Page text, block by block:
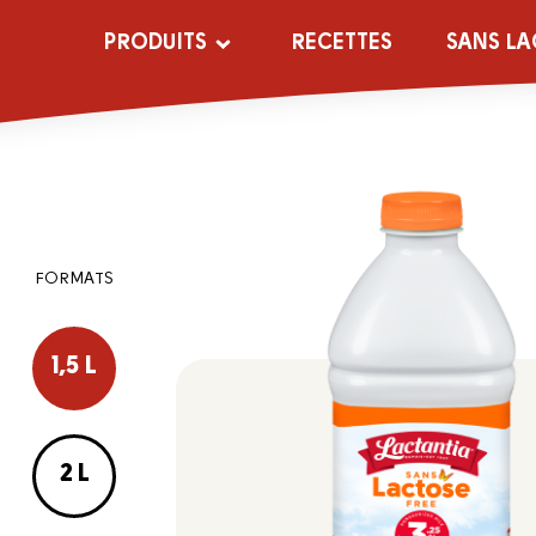
PRODUITS RECETTES SANS
FORMATS
1,5 L
2 L